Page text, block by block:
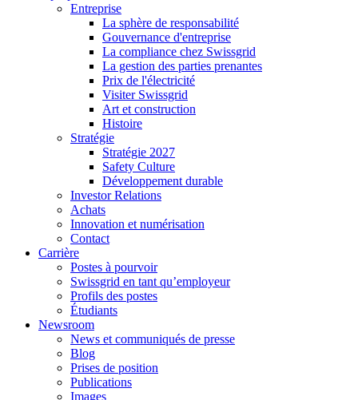
Entreprise
La sphère de responsabilité
Gouvernance d'entreprise
La compliance chez Swissgrid
La gestion des parties prenantes
Prix de l'électricité
Visiter Swissgrid
Art et construction
Histoire
Stratégie
Stratégie 2027
Safety Culture
Développement durable
Investor Relations
Achats
Innovation et numérisation
Contact
Carrière
Postes à pourvoir
Swissgrid en tant qu’employeur
Profils des postes
Étudiants
Newsroom
News et communiqués de presse
Blog
Prises de position
Publications
Images